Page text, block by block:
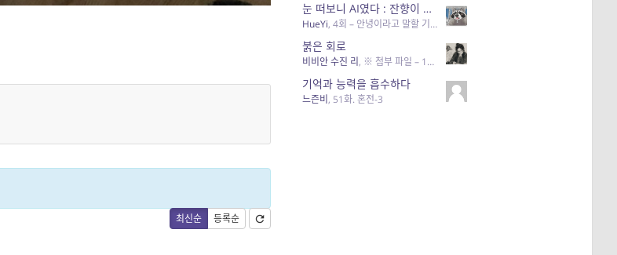
최신순 등록순
눈 떠보니 AI였다 : 잔향이 닿는 곳
HueYi, 4회 – 안녕이라고 말할 기회
붉은 회로
비비안 수진 리 , ※ 첨부 파일 – 120분 후
기억과 능력을 흡수하다
느즌비 , 51화. 혼전-3